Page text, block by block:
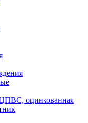
оцинкованная